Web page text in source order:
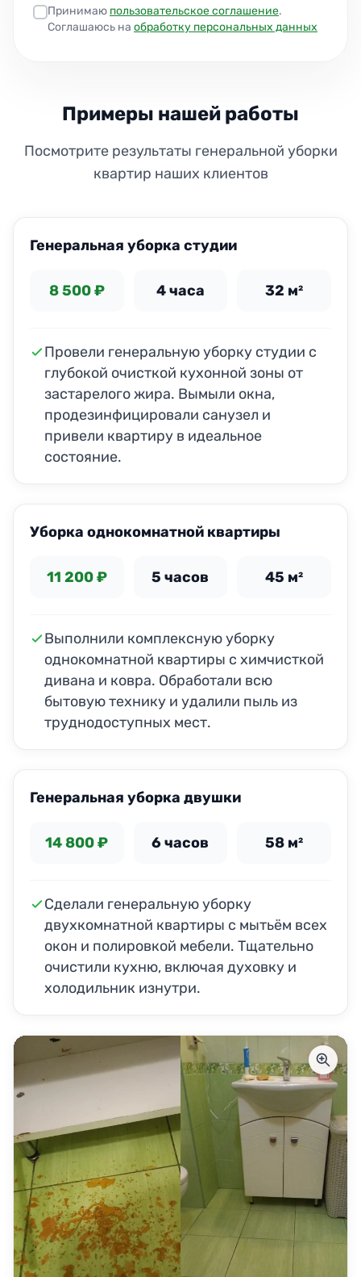
Принимаю пользовательское соглашение.
Соглашаюсь на обработку персональных данных
Примеры нашей работы
Посмотрите результаты генеральной уборки
квартир наших клиентов
Генеральная уборка студии
8 500 ₽ 4 часа 32 м²
Провели генеральную уборку студии с
глубокой очисткой кухонной зоны от
застарелого жира. Вымыли окна,
продезинфицировали санузел и
привели квартиру в идеальное
состояние.
Уборка однокомнатной квартиры
11 200 ₽ 5 часов 45 м²
Выполнили комплексную уборку
однокомнатной квартиры с химчисткой
дивана и ковра. Обработали всю
бытовую технику и удалили пыль из
труднодоступных мест.
Генеральная уборка двушки
14 800 ₽ 6 часов 58 м²
Сделали генеральную уборку
двухкомнатной квартиры с мытьём всех
окон и полировкой мебели. Тщательно
очистили кухню, включая духовку и
холодильник изнутри.